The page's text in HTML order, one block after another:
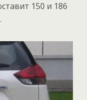
150 и 186